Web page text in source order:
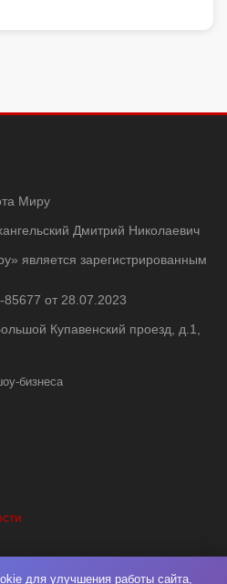
Миру
Дмитрий Николаевич
является зарегистрированным
от 28.07.2023
Купавенский проезд, д.1,
бизнеса
для улучшения работы сайта,